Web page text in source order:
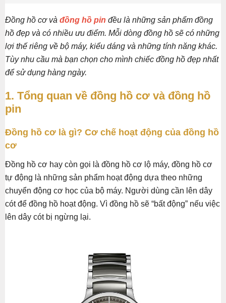
Đồng hồ cơ và đồng hồ pin đều là những sản phẩm đồng
hồ đẹp và có nhiều ưu điểm. Mỗi dòng đồng hồ sẽ có những
lợi thế riêng về bộ máy, kiểu dáng và những tính năng khác.
Tùy nhu cầu mà bạn chọn cho mình chiếc đồng hồ đẹp nhất
để sử dụng hàng ngày.
1. Tổng quan về đồng hồ cơ và đồng hồ
pin
Đồng hồ cơ là gì? Cơ chế hoạt động của đồng hồ
cơ
Đồng hồ cơ hay còn gọi là đồng hồ cơ lộ máy, đồng hồ cơ
tự động là những sản phẩm hoạt động dựa theo những
chuyển động cơ học của bộ máy. Người dùng cần lên dây
cót để đồng hồ hoạt động. Vì đồng hồ sẽ “bất động” nếu việc
lên dây cót bị ngừng lại.